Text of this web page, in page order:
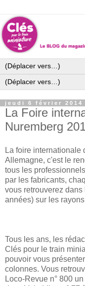
jeudi 6 février 2014
La Foire
Nuremberg
La foire internationale
Allemagne, c'est le
tous les
par les fabricants,
vous retrouverez
années) sur les
Tous les ans, les
Clés pour le train
pouvoir vous
colonnes. Vous
Loco-Revue n° 800